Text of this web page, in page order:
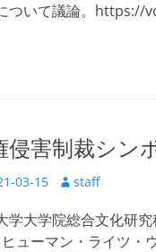
ついて議論。https://
侵害制裁シン
03-15
投
者
staff
学大学院総合文化研
ューマン・ライツ・